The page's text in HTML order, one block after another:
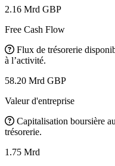
2.16 Mrd GBP
Free Cash Flow
Flux de trésorerie
à l’activité.
58.20 Mrd GBP
Valeur d'entreprise
Capitalisation boursière
trésorerie.
1.75 Mrd